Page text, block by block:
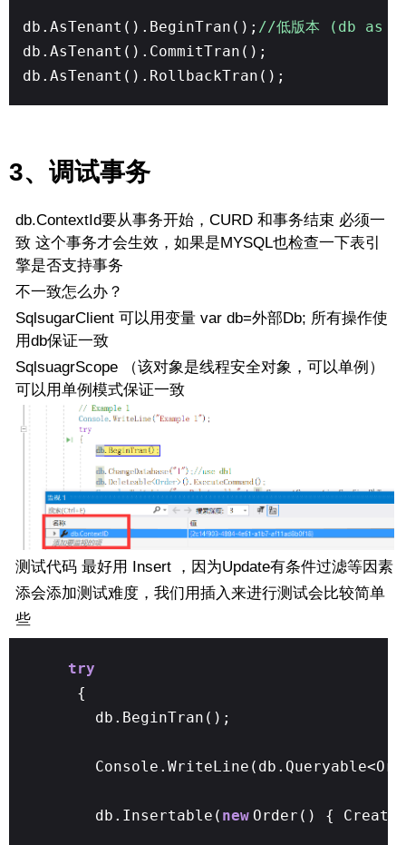
db.AsTenant().BeginTran(); //低版本 (db as
db.AsTenant().CommitTran();
db.AsTenant().RollbackTran();
3、调试事务
db.ContextId要从事务开始，CURD 和事务结束 必须一
致 这个事务才会生效，如果是MYSQL也检查一下表引
擎是否支持事务
不一致怎么办？
SqlsugarClient 可以用变量 var db=外部Db; 所有操作使
用db保证一致
SqlsuagrScope （该对象是线程安全对象，可以单例）
可以用单例模式保证一致
测试代码 最好用 Insert ，因为Update有条件过滤等因素
添会添加测试难度，我们用插入来进行测试会比较简单
些
try
{
db.BeginTran();
db.Insertable( new Order() {